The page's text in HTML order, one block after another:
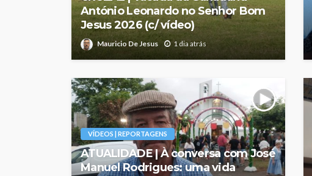
António Leonardo no Senhor Bom
Jesus 2026 (c/ vídeo)
Mauricio De Jesus 1 dia atrás
VÍDEOS | REPORTAGENS
ATUALIDADE | À conversa com José
Manuel Rodrigues: uma vida